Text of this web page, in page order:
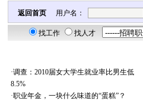
返回首页 用户名：
找工作 找人才
·调查：2010届女大学生就业率比男生低
8.5%
·职业年金，一块什么味道的“蛋糕”？